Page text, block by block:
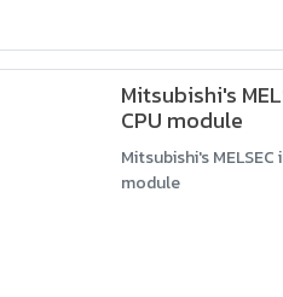
Mitsubishi's
CPU module
Mitsubishi's MELSEC
module